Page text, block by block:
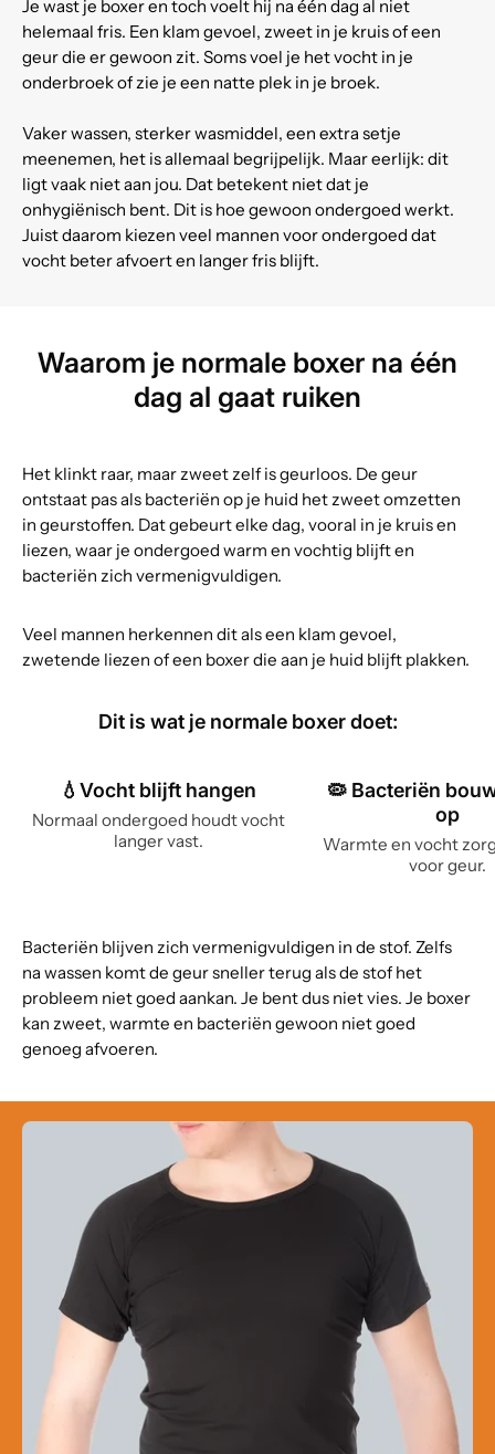
Je wast je boxer en toch voelt hij na één dag al niet
helemaal fris. Een klam gevoel, zweet in je kruis of een
geur die er gewoon zit. Soms voel je het vocht in je
onderbroek of zie je een natte plek in je broek.
Vaker wassen, sterker wasmiddel, een extra setje
meenemen, het is allemaal begrijpelijk. Maar eerlijk: dit
ligt vaak niet aan jou. Dat betekent niet dat je
onhygiënisch bent. Dit is hoe gewoon ondergoed werkt.
Juist daarom kiezen veel mannen voor ondergoed dat
vocht beter afvoert en langer fris blijft.
Waarom je normale boxer na één
dag al gaat ruiken
Het klinkt raar, maar zweet zelf is geurloos. De geur
ontstaat pas als bacteriën op je huid het zweet omzetten
in geurstoffen. Dat gebeurt elke dag, vooral in je kruis en
liezen, waar je ondergoed warm en vochtig blijft en
bacteriën zich vermenigvuldigen.
Veel mannen herkennen dit als een klam gevoel,
zwetende liezen of een boxer die aan je huid blijft plakken.
Dit is wat je normale boxer doet:
💧Vocht blijft hangen
Normaal ondergoed houdt vocht
langer vast.
🦠 Bacteriën
op
Warmte en vocht
voor geur.
Bacteriën blijven zich vermenigvuldigen in de stof. Zelfs
na wassen komt de geur sneller terug als de stof het
probleem niet goed aankan. Je bent dus niet vies. Je boxer
kan zweet, warmte en bacteriën gewoon niet goed
genoeg afvoeren.